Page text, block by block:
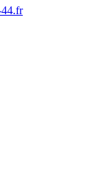
44.fr